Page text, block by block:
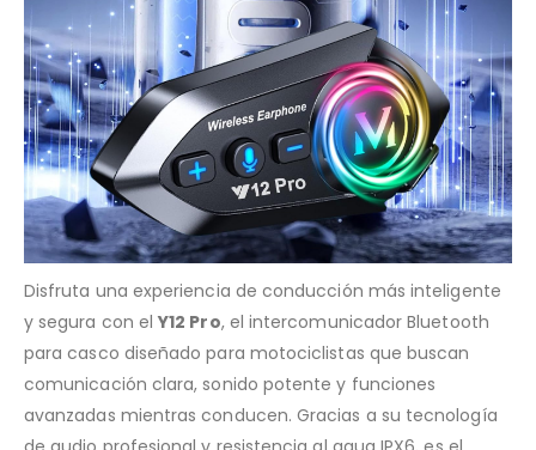
Disfruta una experiencia de conducción más inteligente
y segura con elY12 Pro, el intercomunicador Bluetooth
para casco diseñado para motociclistas que buscan
comunicación clara, sonido potente y funciones
avanzadas mientras conducen. Gracias a su tecnología